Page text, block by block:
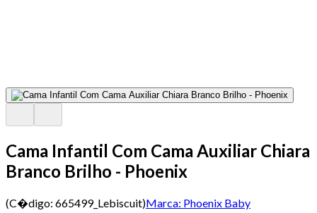
Cama Infantil Com Cama Auxiliar Chiara
Branco Brilho - Phoenix
(C�digo: 665499_Lebiscuit)Marca: Phoenix Baby